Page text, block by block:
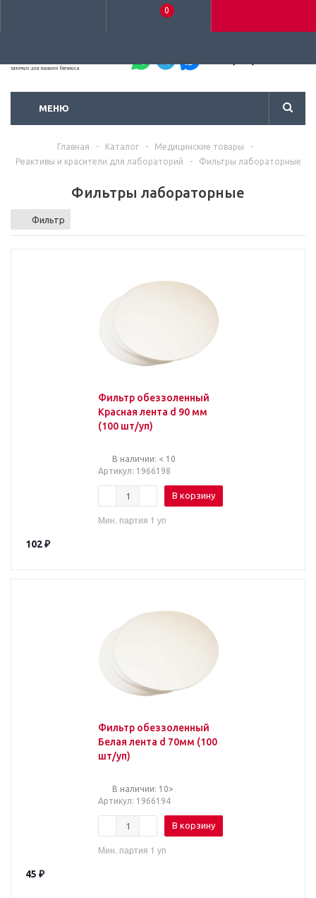
0
МЕНЮ
Главная - Каталог - Медицинские товары
-
Реактивы и красители для лабораторий
- Фильтры лабораторные
Фильтры лабораторные
Фильтр
Фильтр обеззоленный
Красная лента d 90 мм
(100 шт/уп)
В наличии: < 10
Артикул: 1966198
В корзину
Мин. партия 1 уп
102₽
Фильтр обеззоленный
Белая лента d 70мм (100
шт/уп)
В наличии: 10>
Артикул: 1966194
В корзину
Мин. партия 1 уп
45 ₽